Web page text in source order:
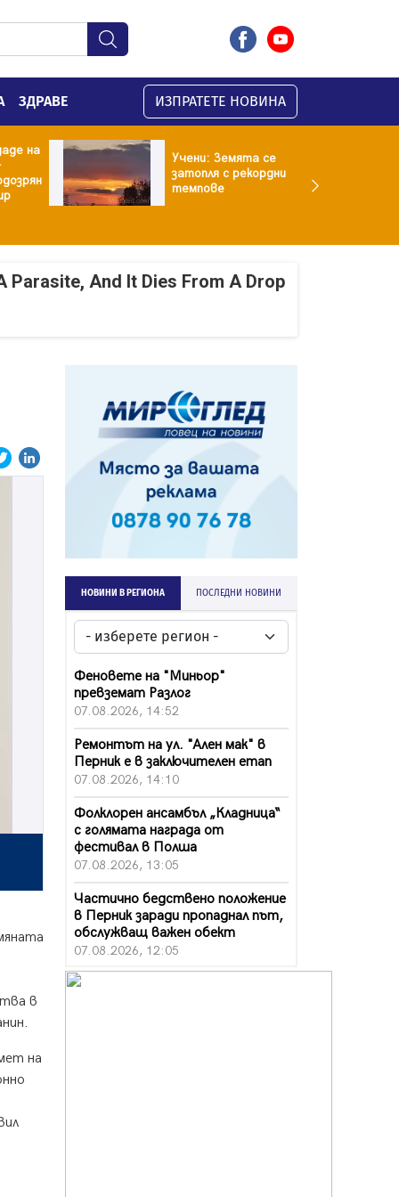
ЗДРАВЕ ИЗПРАТЕТЕ НОВИНА
на
Учени: Земята се
затопля с рекордни
темпове
Parasite, And It Dies From A Drop
в
на
НОВИНИ В РЕГИОНА ПОСЛЕДНИ НОВИНИ
Феновете на "Миньор"
превземат Разлог
07.08.2026, 14:52
Ремонтът на ул. "Ален мак" в
Перник е в заключителен етап
07.08.2026, 14:10
Фолклорен ансамбъл „Кладница“
с голямата награда от
фестивал в Полша
07.08.2026, 13:05
Частично бедствено положение
в Перник заради пропаднал път,
обслужващ важен обект
07.08.2026, 12:05
Да отговорим на жегите с филм